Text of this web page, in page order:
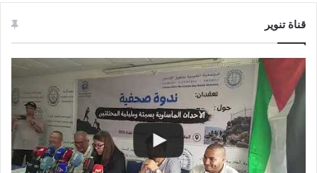
قناة تنوير